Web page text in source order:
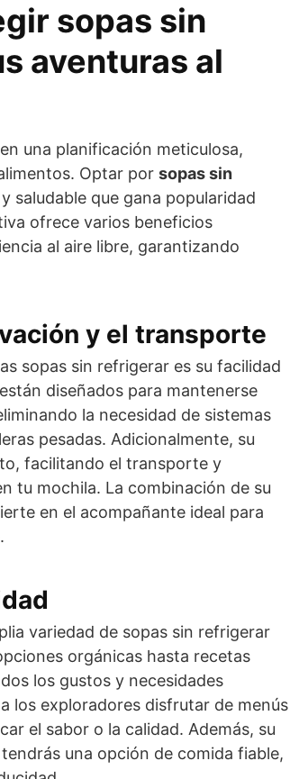
sopas sin
aventuras al
una planificación meticulosa,
Optar por sopas sin
saludable que gana popularidad
ofrece varios beneficios
al aire libre, garantizando
y el transporte
sopas sin refrigerar es su facilidad
diseñados para mantenerse
la necesidad de sistemas
pesadas. Adicionalmente, su
facilitando el transporte y
tu mochila. La combinación de su
en el acompañante ideal para
variedad de sopas sin refrigerar
orgánicas hasta recetas
los gustos y necesidades
los exploradores disfrutar de menús
el sabor o la calidad. Además, su
una opción de comida fiable,